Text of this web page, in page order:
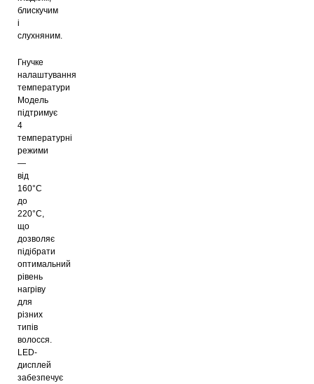
блискучим
і
слухняним.
Гнучке
налаштування
температури
Модель
підтримує
4
температурні
режими
—
від
160°C
до
220°C,
що
дозволяє
підібрати
оптимальний
рівень
нагріву
для
різних
типів
волосся.
LED-
дисплей
забезпечує